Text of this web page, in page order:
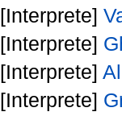
[Interprete]
[Interprete]
[Interprete]
[Interprete]